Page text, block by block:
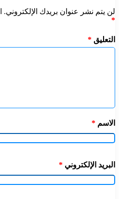
لن يتم نشر عنوان بريدك الإلكتروني.
*
التعليق *
الاسم *
البريد الإلكتروني *